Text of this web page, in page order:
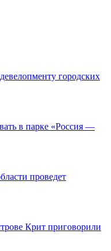
городских
в парке «Россия —
проведет
Крит приговорили